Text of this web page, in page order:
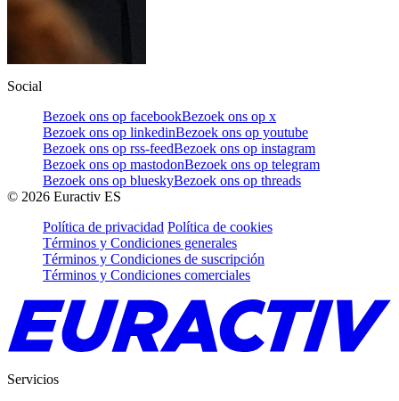
Social
Bezoek ons op facebookBezoek ons op x
Bezoek ons op linkedinBezoek ons op youtube
Bezoek ons op rss-feedBezoek ons op instagram
Bezoek ons op mastodonBezoek ons op telegram
Bezoek ons op blueskyBezoek ons op threads
© 2026 Euractiv ES
Política de privacidad Política de cookies
Términos y Condiciones generales
Términos y Condiciones de suscripción
Términos y Condiciones comerciales
Servicios